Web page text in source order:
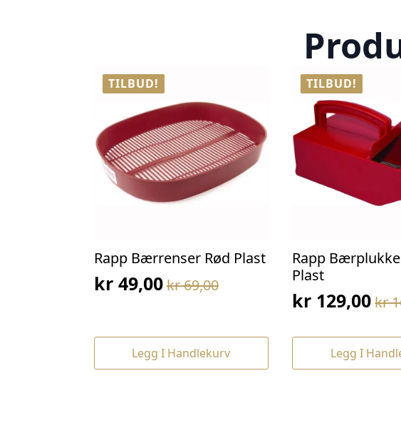
TILBUD!
Rapp Bærrenser Rød Plast
kr69,00
Opprinnelig
var:
kr 69,00.
kr 49,00
Nåværende
er:
kr 49,00.
Legg I Handlekurv
TILBUD!
Rapp
Plast
kr
Opprinnelig
pris
kr 169,00.
kr 129,00
Nåværende
pris
kr 129,00.
Legg I